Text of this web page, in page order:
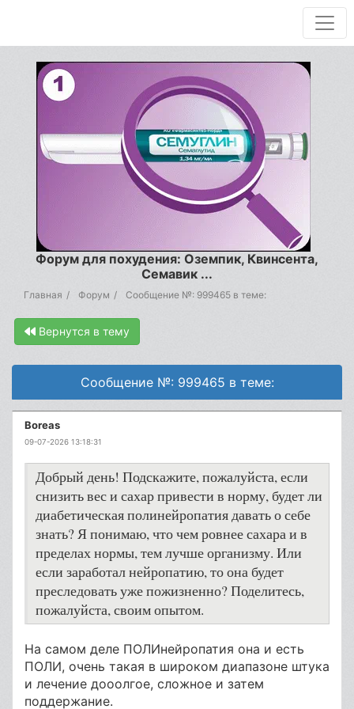
Форум для похудения: Оземпик, Квинсента,
Семавик ...
Главная Форум Сообщение №: 999465 в теме:
Вернутся в тему
Сообщение №: 999465 в теме:
Boreas
09-07-2026 13:18:31
Добрый день! Подскажите, пожалуйста, если
снизить вес и сахар привести в норму, будет ли
диабетическая полинейропатия давать о себе
знать? Я понимаю, что чем ровнее сахара и в
пределах нормы, тем лучше организму. Или
если заработал нейропатию, то она будет
преследовать уже пожизненно? Поделитесь,
пожалуйста, своим опытом.
На самом деле ПОЛИнейропатия она и есть
ПОЛИ, очень такая в широком диапазоне штука
и лечение дооолгое, сложное и затем
поддержание.